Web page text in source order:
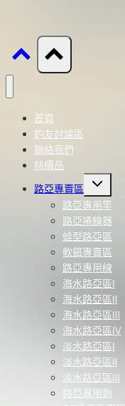
首頁
釣友討論區
聯絡我們
特價品
路亞專賣區
Toggle
menu
路亞專用竿
路亞捲線器
蛙型路亞區
軟餌專賣區
路亞專用線
海水路亞區Ⅰ
海水路亞區Ⅱ
海水路亞區Ⅲ
海水路亞區Ⅳ
淡水路亞區Ⅰ
淡水路亞區Ⅱ
淡水路亞區Ⅲ
路亞專用鉤